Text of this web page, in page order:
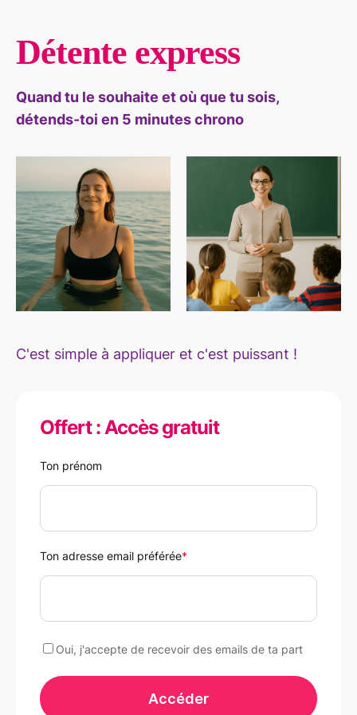
Détente express
Quand tu le souhaite et où que tu sois,
détends-toi en 5 minutes chrono
C'est simple à appliquer et c'est puissant !
Offert : Accès gratuit
Ton prénom
Ton adresse email préférée*
Oui, j'accepte de recevoir des emails de ta part
Accéder